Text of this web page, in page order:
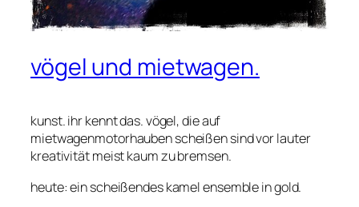
vögel und mietwagen.
kunst. ihr kennt das. vögel, die auf
mietwagenmotorhauben scheißen sind vor lauter
kreativität meist kaum zu bremsen.
heute: ein scheißendes kamel ensemble in gold.